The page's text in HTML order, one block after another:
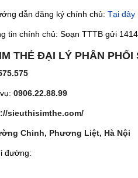
dẫn đăng ký chính chủ: Tại đây
tin chính chủ: Soạn TTTB gửi
THẺ ĐẠI LÝ PHÂN PHỐI
0906.22.88.99
sieuthisimthe.com/
Chinh, Phương Liệt, Hà Nội
đường: